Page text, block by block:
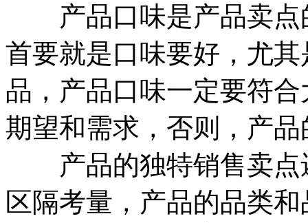
产品口味是产品卖点
首要就是口味要好，尤
品，产品口味一定要符
期望和需求，否则，产
产品的独特销售卖点
区隔考量，产品的品类